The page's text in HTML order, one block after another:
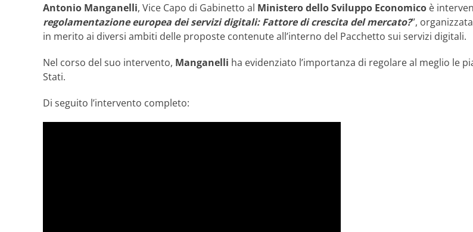
Antonio Manganelli, Vice Capo di Gabinetto al Ministero dello Sviluppo Economico è
regolamentazione europea dei servizi digitali: Fattore di crescita del mercato?”,
in merito ai diversi ambiti delle proposte contenute all’interno del Pacchetto sui servizi digitali.
Nel corso del suo intervento, Manganelli ha evidenziato l’importanza di regolare al meglio le
Stati.
Di seguito l’intervento completo: